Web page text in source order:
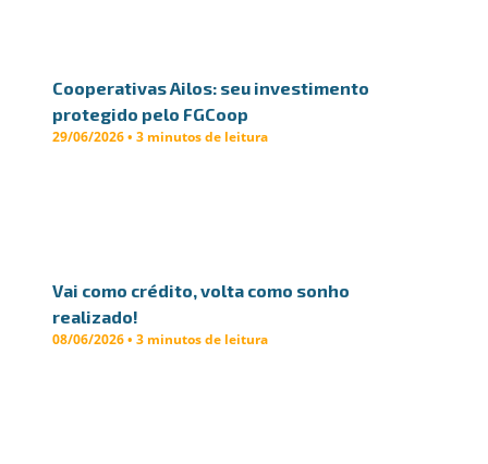
Cooperativas Ailos: seu investimento
protegido pelo FGCoop
29/06/2026 • 3 minutos de leitura
Vai como crédito, volta como sonho
realizado!
08/06/2026 • 3 minutos de leitura